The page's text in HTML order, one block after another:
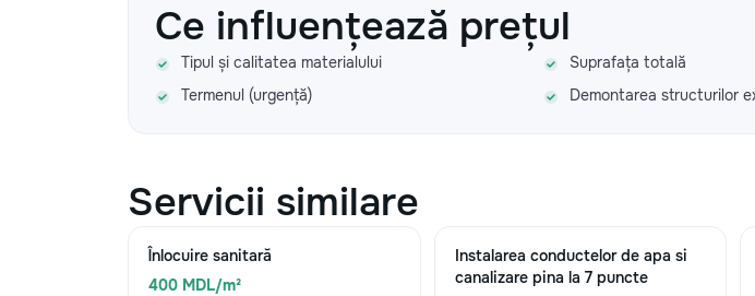
Ce influențează prețul
Tipul și calitatea materialului Suprafața totală
Termenul (urgență)
Demontarea structurilor
Servicii similare
Înlocuire sanitară
400 MDL/m²
Instalarea conductelor de apa si
canalizare pina la 7 puncte